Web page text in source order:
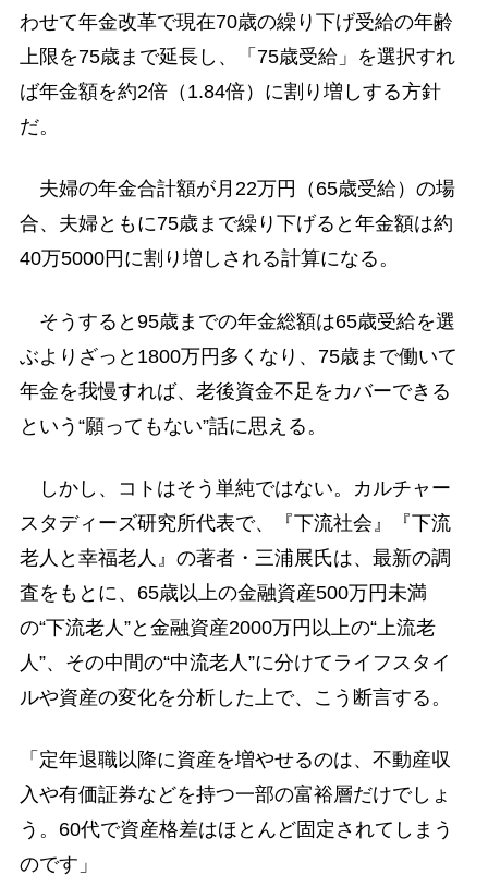
わせて年金改革で現在70歳の繰り下げ受給の年齢
上限を75歳まで延長し、「75歳受給」を選択すれ
ば年金額を約2倍（1.84倍）に割り増しする方針
だ。
夫婦の年金合計額が月22万円（65歳受給）の場
合、夫婦ともに75歳まで繰り下げると年金額は約
40万5000円に割り増しされる計算になる。
そうすると95歳までの年金総額は65歳受給を選
ぶよりざっと1800万円多くなり、75歳まで働いて
年金を我慢すれば、老後資金不足をカバーできる
という“願ってもない”話に思える。
しかし、コトはそう単純ではない。カルチャー
スタディーズ研究所代表で、『下流社会』『下流
老人と幸福老人』の著者・三浦展氏は、最新の調
査をもとに、65歳以上の金融資産500万円未満
の“下流老人”と金融資産2000万円以上の“上流老
人”、その中間の“中流老人”に分けてライフスタイ
ルや資産の変化を分析した上で、こう断言する。
「定年退職以降に資産を増やせるのは、不動産収
入や有価証券などを持つ一部の富裕層だけでしょ
う。60代で資産格差はほとんど固定されてしまう
のです」